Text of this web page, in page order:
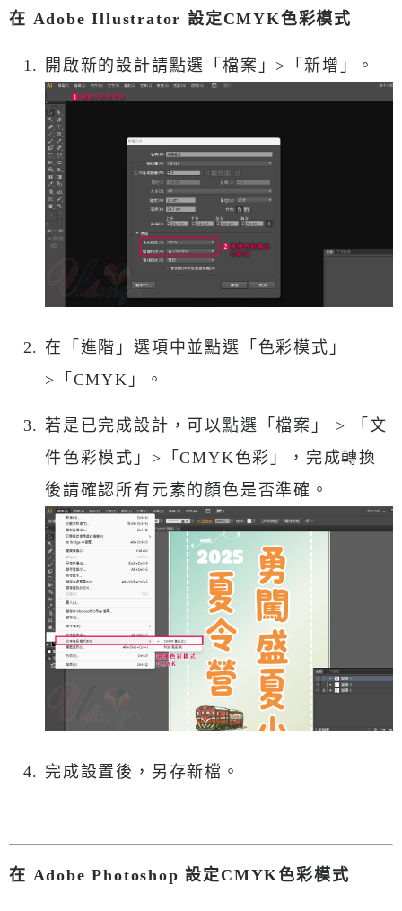
在 Adobe Illustrator 設定CMYK色彩模式
開啟新的設計請點選「檔案」>「新增」。
在「進階」選項中並點選「色彩模式」
>「CMYK」。
若是已完成設計，可以點選「檔案」 > 「文
件色彩模式」>「CMYK色彩」，完成轉換
後請確認所有元素的顏色是否準確。
完成設置後，另存新檔。
在 Adobe Photoshop 設定CMYK色彩模式